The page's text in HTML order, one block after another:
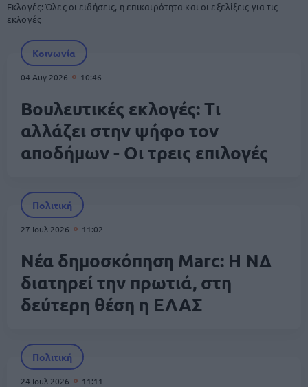
Εκλογές: Όλες οι ειδήσεις, η επικαιρότητα και οι εξελίξεις για τις
εκλογές
Κοινωνία
04 Αυγ 2026 10:46
Βουλευτικές εκλογές: Τι
αλλάζει στην ψήφο τον
αποδήμων - Οι τρεις επιλογές
Πολιτική
27 Ιουλ 2026 11:02
Νέα δημοσκόπηση Marc: Η ΝΔ
διατηρεί την πρωτιά, στη
δεύτερη θέση η ΕΛΑΣ
Πολιτική
24 Ιουλ 2026 11:11